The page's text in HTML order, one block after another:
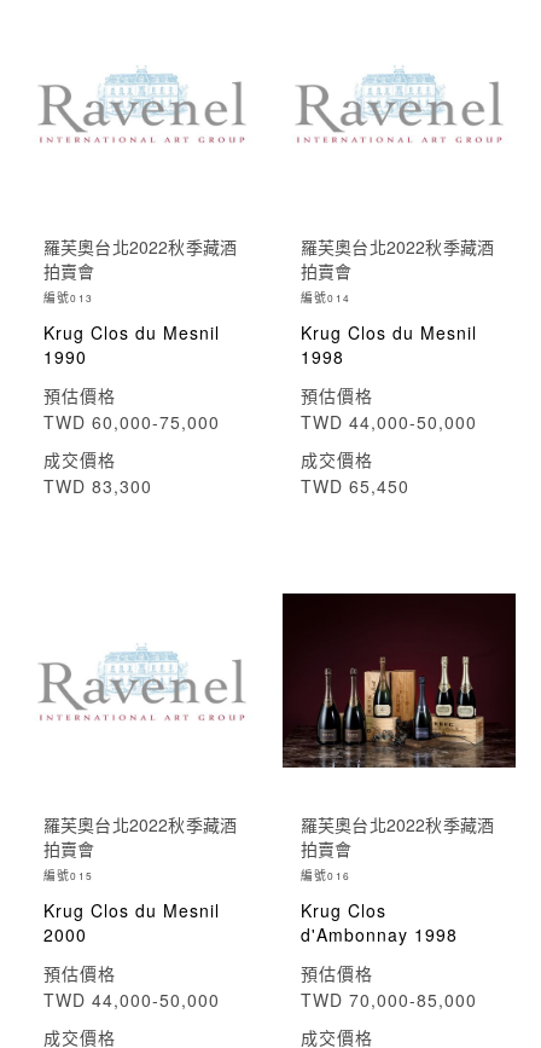
羅芙奧台北2022秋季藏酒
拍賣會
編號013
Krug Clos du Mesnil
1990
預估價格
TWD 60,000-75,000
成交價格
TWD 83,300
羅芙奧台北2022秋季藏酒
拍賣會
編號014
Krug Clos du Mesnil
1998
預估價格
TWD 44,000-50,000
成交價格
TWD 65,450
羅芙奧台北2022秋季藏酒
拍賣會
編號015
Krug Clos du Mesnil
2000
預估價格
TWD 44,000-50,000
成交價格
羅芙奧台北2022秋季藏酒
拍賣會
編號016
Krug Clos
d'Ambonnay 1998
預估價格
TWD 70,000-85,000
成交價格